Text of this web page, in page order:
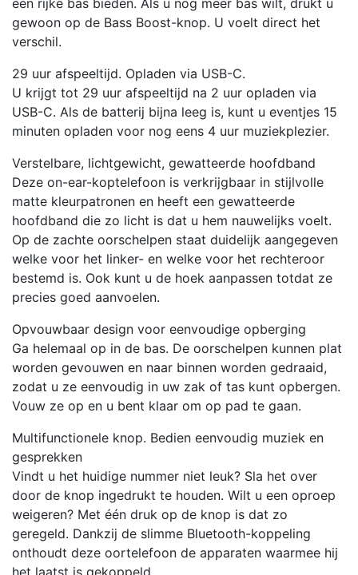
gewoon op de Bass Boost-knop. U voelt direct het
verschil.
29 uur afspeeltijd. Opladen via USB-C.
U krijgt tot 29 uur afspeeltijd na 2 uur opladen via
USB-C. Als de batterij bijna leeg is, kunt u eventjes 15
minuten opladen voor nog eens 4 uur muziekplezier.
Verstelbare, lichtgewicht, gewatteerde hoofdband
Deze on-ear-koptelefoon is verkrijgbaar in stijlvolle
matte kleurpatronen en heeft een gewatteerde
hoofdband die zo licht is dat u hem nauwelijks voelt.
Op de zachte oorschelpen staat duidelijk aangegeven
welke voor het linker- en welke voor het rechteroor
bestemd is. Ook kunt u de hoek aanpassen totdat ze
precies goed aanvoelen.
Opvouwbaar design voor eenvoudige opberging
Ga helemaal op in de bas. De oorschelpen kunnen plat
worden gevouwen en naar binnen worden gedraaid,
zodat u ze eenvoudig in uw zak of tas kunt opbergen.
Vouw ze op en u bent klaar om op pad te gaan.
Multifunctionele knop. Bedien eenvoudig muziek en
gesprekken
Vindt u het huidige nummer niet leuk? Sla het over
door de knop ingedrukt te houden. Wilt u een oproep
weigeren? Met één druk op de knop is dat zo
geregeld. Dankzij de slimme Bluetooth-koppeling
onthoudt deze oortelefoon de apparaten waarmee hij
het laatst is gekoppeld.